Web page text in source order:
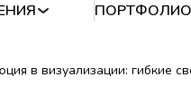
ПОРТФОЛИО
в визуализации: гибкие